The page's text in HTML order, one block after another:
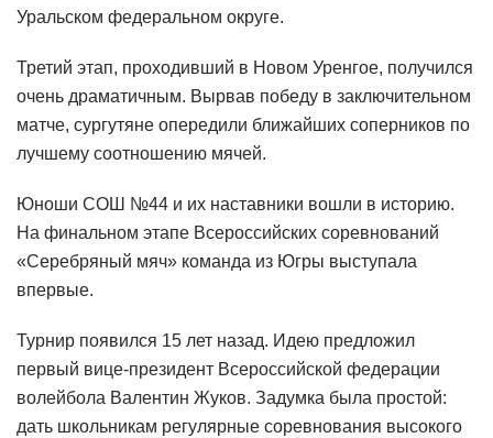
Уральском федеральном округе.
Третий этап, проходивший в Новом Уренгое, получился
очень драматичным. Вырвав победу в заключительном
матче, сургутяне опередили ближайших соперников по
лучшему соотношению мячей.
Юноши СОШ №44 и их наставники вошли в историю.
На финальном этапе Всероссийских соревнований
«Серебряный мяч» команда из Югры выступала
впервые.
Турнир появился 15 лет назад. Идею предложил
первый вице-президент Всероссийской федерации
волейбола Валентин Жуков. Задумка была простой:
дать школьникам регулярные соревнования высокого